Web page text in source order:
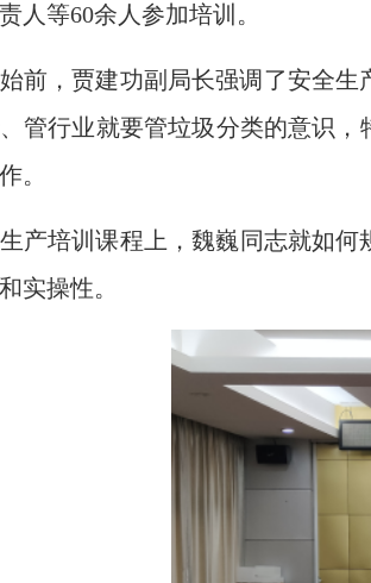
人等60余人参加培训。
前，贾建功副局长强调了安全
管行业就要管垃圾分类的意识
。
产培训课程上 ，魏巍 同志就如何
实操性。